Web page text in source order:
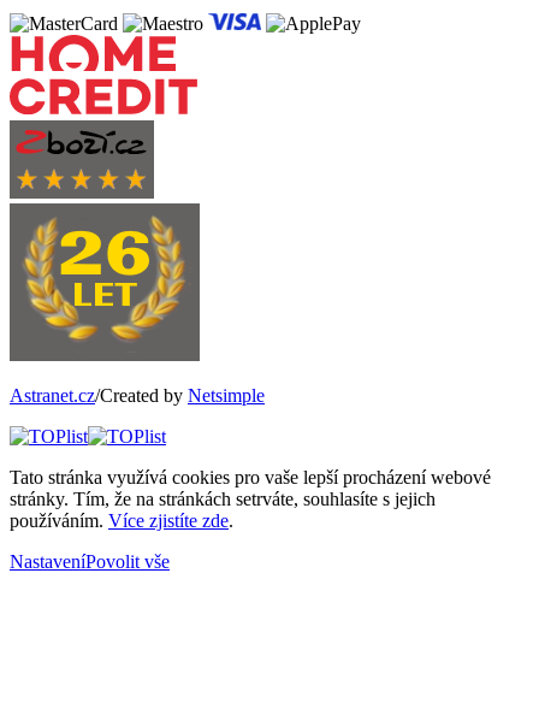
Astranet.cz/Created by Netsimple
Tato stránka využívá cookies pro vaše lepší procházení webové
stránky. Tím, že na stránkách setrváte, souhlasíte s jejich
používáním. Více zjistíte zde.
NastaveníPovolit vše